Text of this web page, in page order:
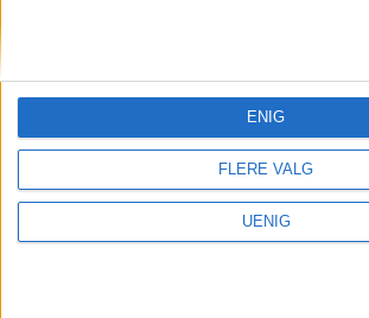
FLERE VALG
UENIG
ENIG
redaktor@vartoslo.no,tlf: 93
TIPS OSS
tips@vartoslo.no
ABONNEMENT